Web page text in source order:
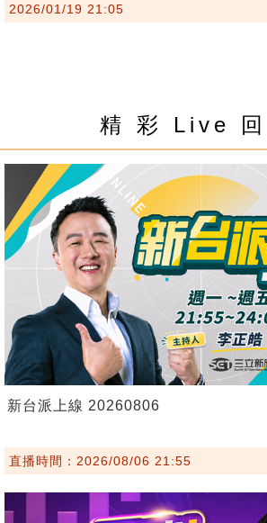
2026/01/19 21:05
精 彩 Live
新台派上線 20260806
直播時間：2026/08/06 21:55